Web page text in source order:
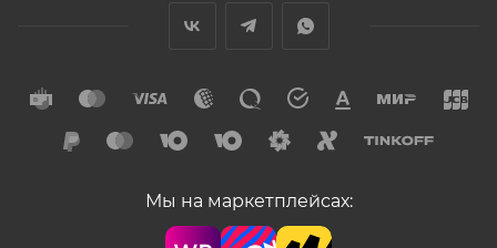
Мы на маркетплейсах: